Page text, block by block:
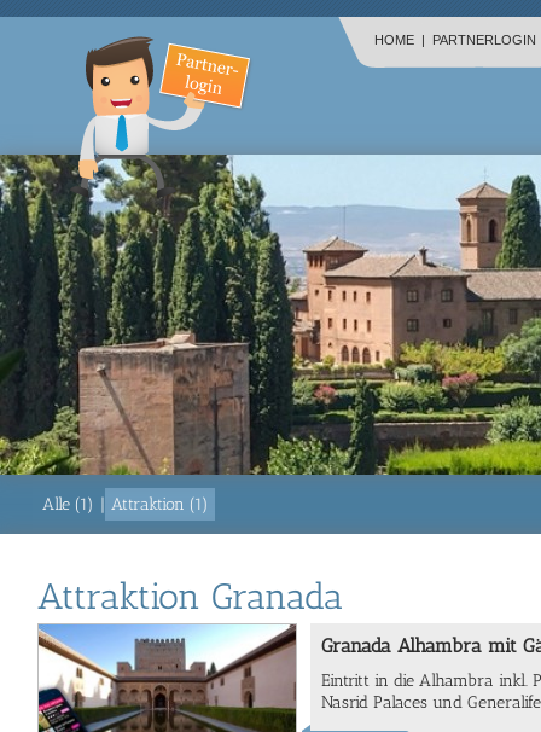
HOME | PARTNERLOGIN
Alle (1) | Attraktion (1)
Attraktion Granada
Granada Alhambra mit
Eintritt in die Alhambra inkl.
Nasrid Palaces und